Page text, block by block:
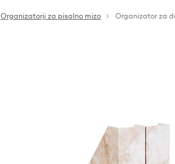
Organizatorji za pisalno mizo Organizator za